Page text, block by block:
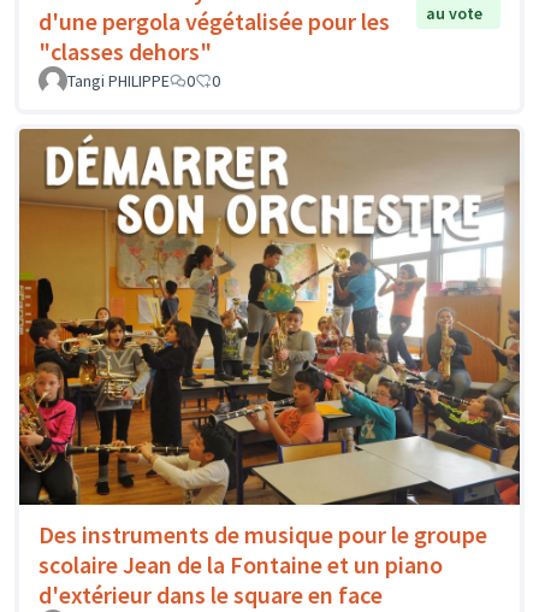
d'une pergola végétalisée pour les
"classes dehors"
au vote
Tangi PHILIPPE 0 0
Des instruments de musique pour le groupe
scolaire Jean de la Fontaine et un piano
d'extérieur dans le square en face